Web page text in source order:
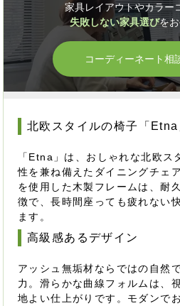
家具レイアウトやカラー
失敗しない家具選びを
コーディーネート相
北欧スタイルの椅子「Etna
「Etna」は、おしゃれな北欧ス
性を兼ね備えたダイニングチェ
を使用した木製フレームは、耐
徴で、長時間座っても疲れない
ます。
高級感あるデザイン
アッシュ無垢材ならではの自然
力。滑らかな曲線フォルムは、
地よい仕上がりです。モダンで